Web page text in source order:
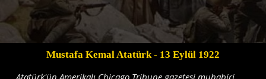
Mustafa Kemal Atatürk - 13 Eylül 1922
Atatürk'ün Amerikalı Chicago Tribune gazetesi muhabiri